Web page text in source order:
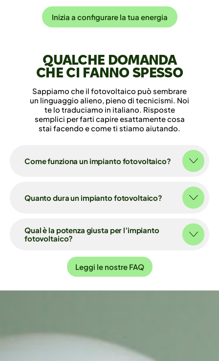
Inizia a configurare la tua energia
QUALCHE DOMANDA
CHE CI FANNO SPESSO
Sappiamo che il fotovoltaico può sembrare
un linguaggio alieno, pieno di tecnicismi. Noi
te lo traduciamo in italiano. Risposte
semplici per farti capire esattamente cosa
stai facendo e come ti stiamo aiutando.
Come funziona un impianto fotovoltaico?
Quanto dura un impianto fotovoltaico?
Qual è la potenza giusta per l’impianto
fotovoltaico?
Leggi le nostre FAQ